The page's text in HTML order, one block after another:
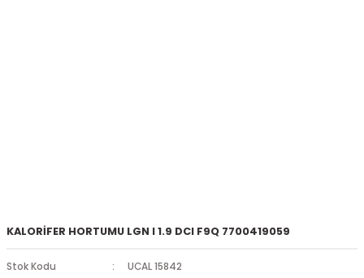
KALORİFER HORTUMU LGN I 1.9 DCI F9Q 7700419059
Stok Kodu
UCAL 15842